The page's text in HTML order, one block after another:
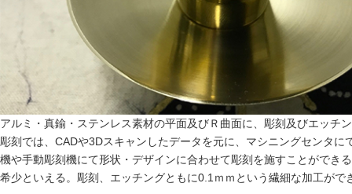
アルミ・真鍮・ステンレス素材の平面及びＲ曲面に、彫刻及びエッチ
彫刻では、CADや3Dスキャンしたデータを元に、マシニングセンタ
機や手動彫刻機にて形状・デザインに合わせて彫刻を施すことができ
希少といえる。彫刻、エッチングともに0.1ｍｍという繊細な加工が